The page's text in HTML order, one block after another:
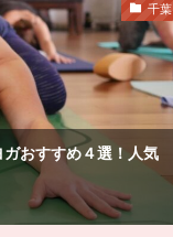
千葉
ガおすすめ４選！人気